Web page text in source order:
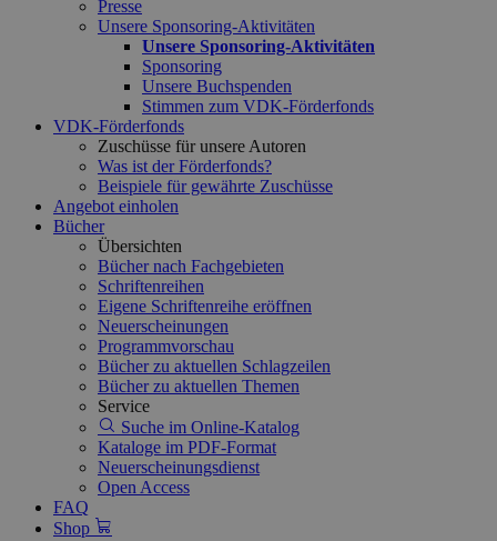
Presse
Unsere Sponsoring-Aktivitäten
Unsere Sponsoring-Aktivitäten
Sponsoring
Unsere Buchspenden
Stimmen zum VDK-Förderfonds
VDK-Förderfonds
Zuschüsse für unsere Autoren
Was ist der Förderfonds?
Beispiele für gewährte Zuschüsse
Angebot einholen
Bücher
Übersichten
Bücher nach Fachgebieten
Schriftenreihen
Eigene Schriftenreihe eröffnen
Neuerscheinungen
Programmvorschau
Bücher zu aktuellen Schlagzeilen
Bücher zu aktuellen Themen
Service
Suche im Online-Katalog
Kataloge im PDF-Format
Neuerscheinungsdienst
Open Access
FAQ
Shop